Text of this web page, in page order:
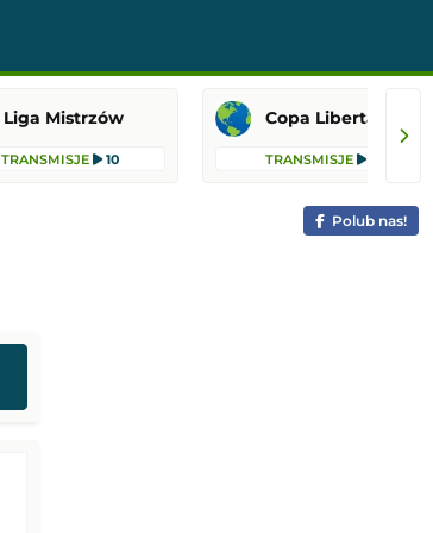
Liga Mistrzów
TRANSMISJE 10 TRANSMISJE 8
Polub nas!